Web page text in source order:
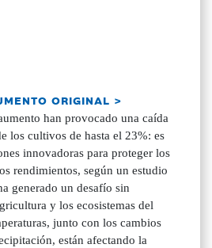
ORIGINAL >
han provocado una caída
los cultivos de hasta el 23%: es
innovadoras para proteger los
rendimientos, según un estudio
generado un desafío sin
y los ecosistemas del
junto con los cambios
están afectando la